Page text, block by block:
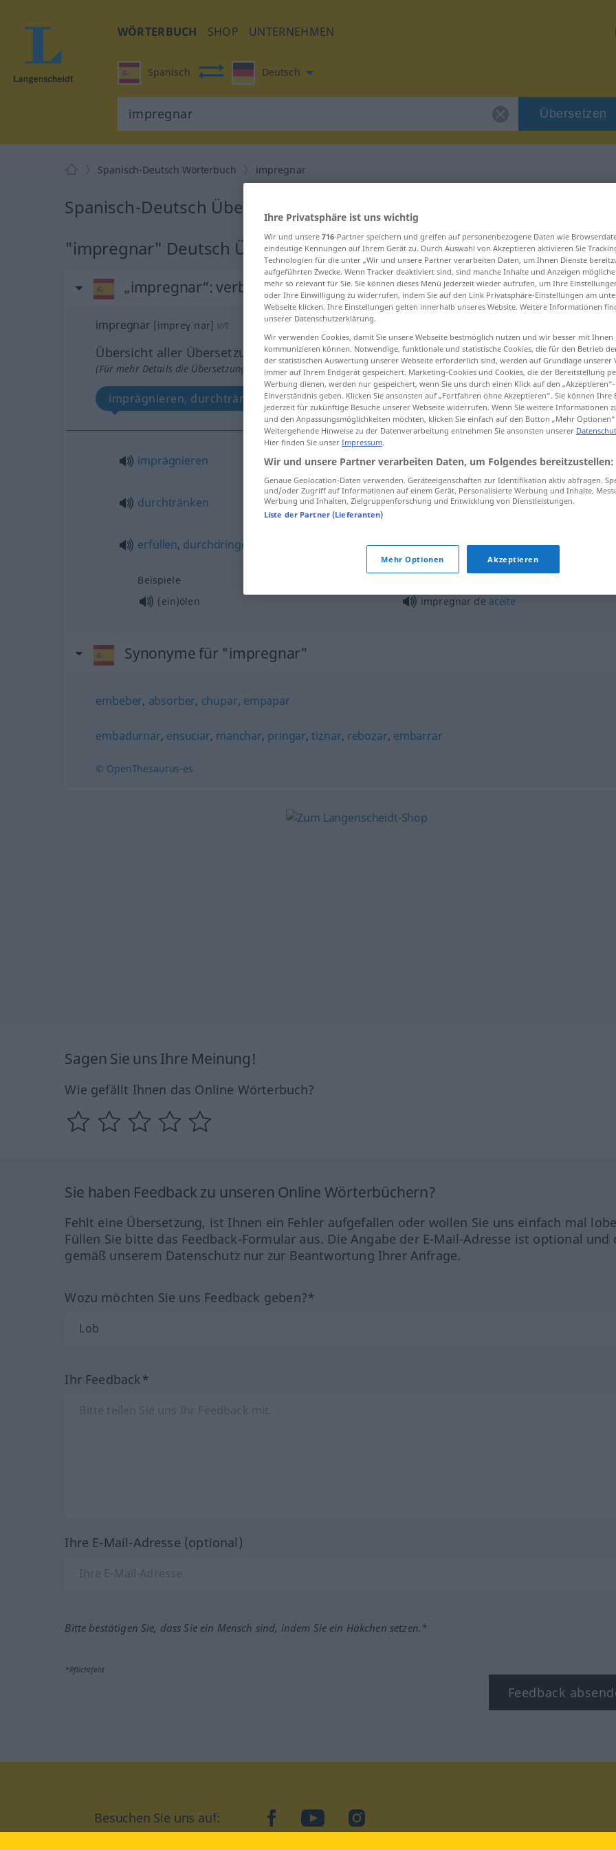
WÖRTERBUCH SHOP UNTERNEHMEN
Spanisch Deutsch
Übersetzen
Spanisch-Deutsch Wörterbuch impregnar
Spanisch-Deutsch Übersetzung für "impregnar"
"impregnar" Deutsch Übersetzung
„impregnar“: verbo transitivo
impregnar [impreɣˈnar] v/t
Übersicht aller Übersetzungen
(Für mehr Details die Übersetzung anklicken/antippen)
imprägnieren, durchtränken, erfüllen, durchdringen
imprägnieren impregnar tela, madera
durchtränken impregnar(≈ empapar)
erfüllen, durchdringen impregnarde FIG
Beispiele
(ein)ölen
impregnar de aceite
Synonyme für "impregnar"
embeber, absorber, chupar, empapar
embadurnar, ensuciar, manchar, pringar,tiznar, rebozar, embarrar
© OpenThesaurus-es
Sagen Sie uns Ihre Meinung!
Wie gefällt Ihnen das Online Wörterbuch?
Sie haben Feedback zu unseren Online Wörterbüchern?
Fehlt eine Übersetzung, ist Ihnen ein Fehler aufgefallen oder wollen Sie uns einfach mal
Füllen Sie bitte das Feedback-Formular aus. Die Angabe der E-Mail-Adresse ist optional und
gemäß unserem Datenschutz nur zur Beantwortung Ihrer Anfrage.
Wozu möchten Sie uns Feedback geben?*
Ihr Feedback*
Ihre E-Mail-Adresse (optional)
Bitte bestätigen Sie, dass Sie ein Mensch sind, indem Sie ein Häkchen setzen.*
*Pflichtfeld
Feedback
Besuchen Sie uns auf: facebookYouTubeInstagram
Ihre Privatsphäre ist uns wichtig
Wir und unsere 716-Partner speichern und greifen auf personenbezogene Daten wie
eindeutige Kennungen auf Ihrem Gerät zu. Durch Auswahl von Akzeptieren aktivieren Sie
Technologien für die unter „Wir und unsere Partner verarbeiten Daten, um Ihnen Dienste
aufgeführten Zwecke. Wenn Tracker deaktiviert sind, sind manche Inhalte und Anzeigen
mehr so relevant für Sie. Sie können dieses Menü jederzeit wieder aufrufen, um Ihre
oder Ihre Einwilligung zu widerrufen, indem Sie auf den Link Privatsphäre-Einstellungen am
Webseite klicken. Ihre Einstellungen gelten innerhalb unseres Website. Weitere Informationen
unserer Datenschutzerklärung.
Wir verwenden Cookies, damit Sie unsere Webseite bestmöglich nutzen und wir besser mit Ihnen
kommunizieren können. Notwendige, funktionale und statistische Cookies, die für den Betrieb
der statistischen Auswertung unserer Webseite erforderlich sind, werden auf Grundlage unserer
immer auf Ihrem Endgerät gespeichert. Marketing-Cookies und Cookies, die der Bereitstellung
Werbung dienen, werden nur gespeichert, wenn Sie uns durch einen Klick auf den
Einverständnis geben. Klicken Sie ansonsten auf „Fortfahren ohne Akzeptieren“. Sie können
jederzeit für zukünftige Besuche unserer Webseite widerrufen. Wenn Sie weitere Informationen
und den Anpassungsmöglichkeiten möchten, klicken Sie einfach auf den Button „Mehr
Weitergehende Hinweise zu der Datenverarbeitung entnehmen Sie ansonsten unserer
Hier finden Sie unser Impressum.
Wir und unsere Partner verarbeiten Daten, um Folgendes bereitzustellen:
Genaue Geolocation-Daten verwenden. Geräteeigenschaften zur Identifikation aktiv abfragen.
und/oder Zugriff auf Informationen auf einem Gerät. Personalisierte Werbung und Inhalte,
Werbung und Inhalten, Zielgruppenforschung und Entwicklung von Dienstleistungen.
Liste der Partner (Lieferanten)
Mehr Optionen Akzeptieren